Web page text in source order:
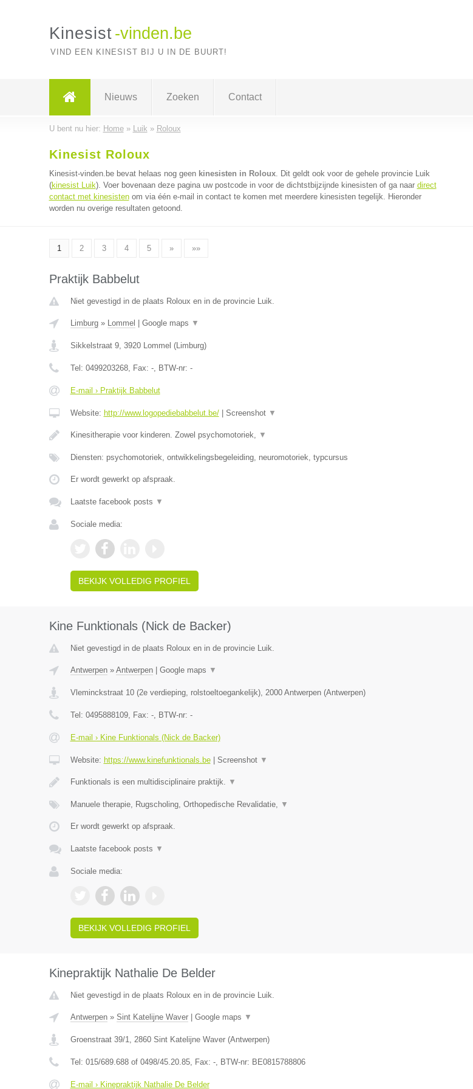
Kinesist -vinden.be
VIND EEN KINESIST BIJ U IN DE BUURT!
Nieuws Zoeken Contact
U bent nu hier: Home» Luik » Roloux
Kinesist Roloux
Kinesist-vinden.be bevat helaas nog geen kinesisten in Roloux. Dit geldt ook voor de gehele provincie Luik
(kinesist Luik). Voer bovenaan deze pagina uw postcode in voor de dichtstbijzijnde kinesisten of ga naar direct
contact met kinesistenom via één e-mail in contact te komen met meerdere kinesisten tegelijk. Hieronder
worden nu overige resultaten getoond.
1 2 3 4 5 » »»
Praktijk Babbelut
Niet gevestigd in de plaats Roloux en in de provincie Luik.
Limburg» Lommel Google maps ▼
Sikkelstraat 9, 3920 Lommel (Limburg)
Tel: 0499203268, Fax: -, BTW-nr: -
E-mail › Praktijk Babbelut
Website: http://www.logopediebabbelut.be/| Screenshot ▼
Kinesitherapie voor kinderen. Zowel psychomotoriek, ▼
Diensten: psychomotoriek, ontwikkelingsbegeleiding, neuromotoriek, typcursus
Er wordt gewerkt op afspraak.
Laatste facebook posts ▼
Sociale media:
BEKIJK VOLLEDIG PROFIEL
Kine Funktionals (Nick de Backer)
Niet gevestigd in de plaats Roloux en in de provincie Luik.
Antwerpen» Antwerpen| Google maps ▼
Vleminckstraat 10 (2e verdieping, rolstoeltoegankelijk), 2000 Antwerpen(Antwerpen)
Tel: 0495888109, Fax: -, BTW-nr: -
E-mail › Kine Funktionals (Nick de Backer)
Website: https://www.kinefunktionals.be| Screenshot ▼
Funktionals is een multidisciplinaire praktijk. ▼
Manuele therapie, Rugscholing, Orthopedische Revalidatie, ▼
Er wordt gewerkt op afspraak.
Laatste facebook posts ▼
Sociale media:
BEKIJK VOLLEDIG PROFIEL
Kinepraktijk Nathalie De Belder
Niet gevestigd in de plaats Roloux en in de provincie Luik.
Antwerpen» Sint Katelijne Waver| Google maps ▼
Groenstraat 39/1, 2860 Sint Katelijne Waver(Antwerpen)
Tel: 015/689.688 of 0498/45.20.85, Fax: -, BTW-nr: BE0815788806
E-mail › Kinepraktijk Nathalie De Belder